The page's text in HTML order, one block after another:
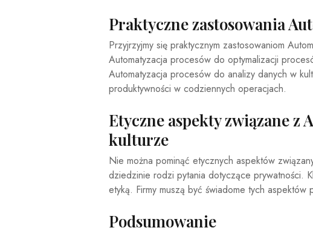
Praktyczne zastosowania
Przyjrzyjmy się praktycznym zastosowaniom
Automatyzacja procesów do optymalizacji
Automatyzacja procesów do analizy danych w
produktywności w codziennych operacjach.
Etyczne aspekty związane z
kulturze
Nie można pominąć etycznych aspektów
dziedzinie rodzi pytania dotyczące prywatności.
etyką. Firmy muszą być świadome tych
Podsumowanie